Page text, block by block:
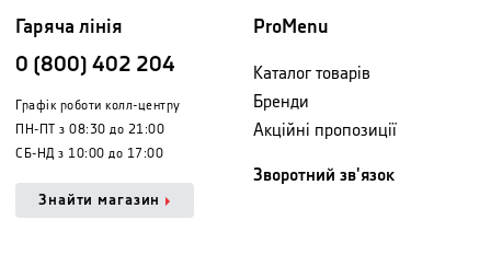
Гаряча лінія
0 (800) 402 204
Графік роботи колл-центру
ПН-ПТ з 08:30 до 21:00
СБ-НД з 10:00 до 17:00
Знайти магазин
ProMenu
Каталог товарів
Бренди
Акційні пропозиції
Зворотний зв'язок